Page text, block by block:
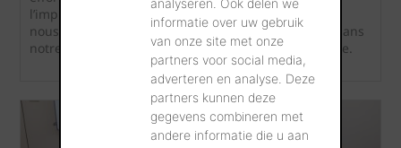
informatie over uw gebruik
van onze site met onze
partners voor social media,
adverteren en analyse. Deze
partners kunnen deze
gegevens combineren met
andere informatie die u aan
l’implémentation de mesures à grande échelle vont
nous permettre d’effectuer un grand pas en avant dans
notre ambition de rendre wienerberger plus durable.